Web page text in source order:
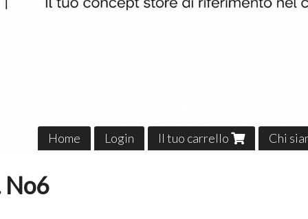
Home Login Il tuo carrello Chi
No6